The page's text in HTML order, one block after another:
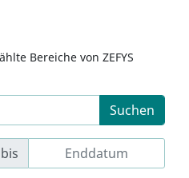
Bereiche von ZEFYS
Suchen
bis